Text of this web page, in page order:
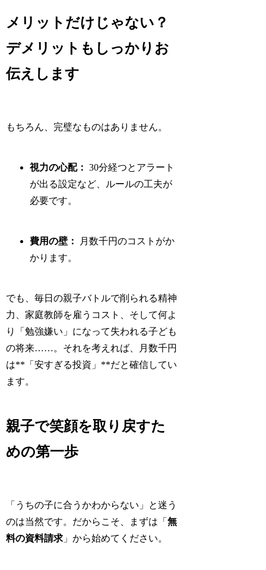
メリットだけじゃない？
デメリットもしっかりお
伝えします
もちろん、完璧なものはありません。
視力の心配： 30分経つとアラート
が出る設定など、ルールの工夫が
必要です。
費用の壁：
月数千円のコストがか
かります。
でも、毎日の親子バトルで削られる精神
力、家庭教師を雇うコスト、そして何よ
り「勉強嫌い」になって失われる子ども
の将来……。それを考えれば、月数千円
は**「安すぎる投資」**だと確信してい
ます。
親子で笑顔を取り戻すた
めの第一歩
「うちの子に合うかわからない」と迷う
のは当然です。だからこそ、まずは「無
料の資料請求 」から始めてください。